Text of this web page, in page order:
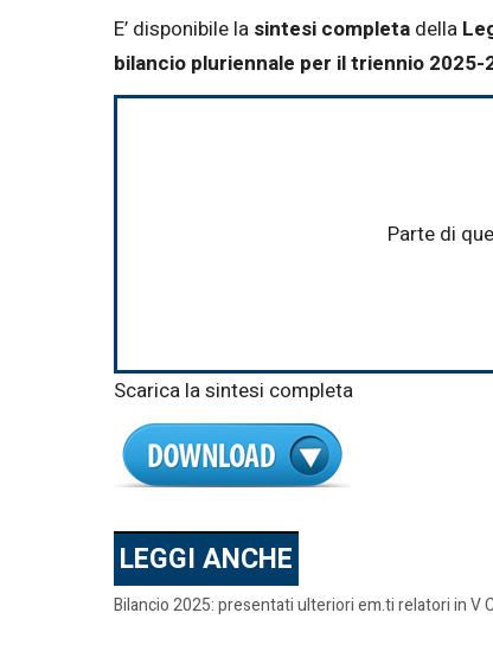
E’ disponibile la sintesi completa della
bilancio pluriennale per il triennio 2025-
Parte di
Scarica la sintesi completa
LEGGI ANCHE
Bilancio 2025: presentati ulteriori em.ti relatori in V